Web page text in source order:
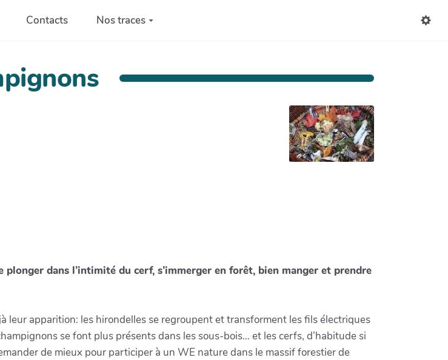
Contacts Nos traces
dans l’intimité du cerf, s’immerger en forêt, bien manger et prendre
leur apparition: les hirondelles se regroupent et transforment les fils électriques
se font plus présents dans les sous-bois… et les cerfs, d’habitude si
de mieux pour participer à un WE nature dans le massif forestier de